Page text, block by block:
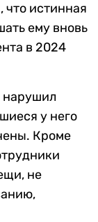
что истинная
ему вновь
в 2024
нарушил
у него
Кроме
не